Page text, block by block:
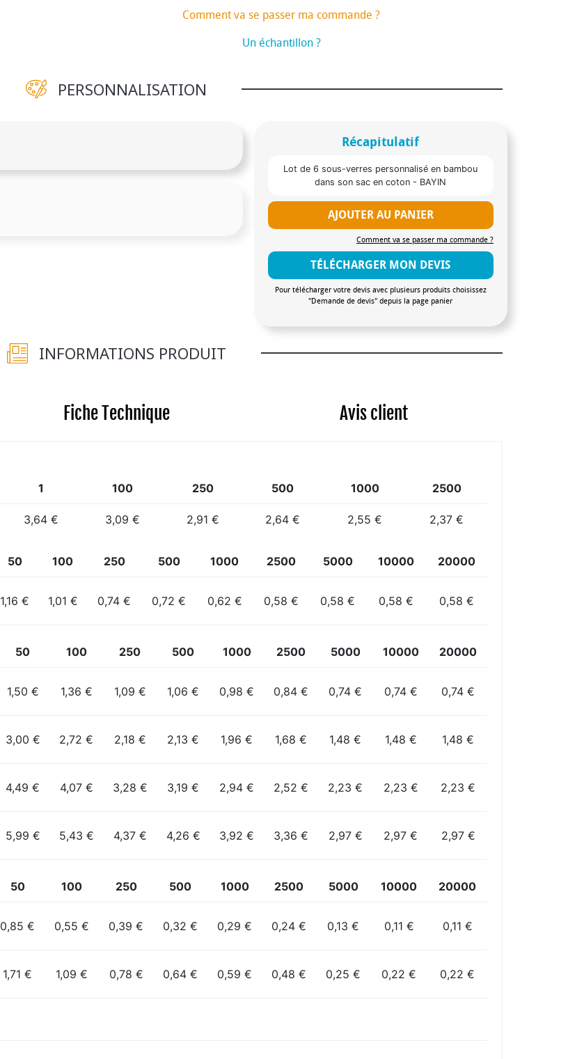
Comment va se passer ma commande ?
Un échantillon ?
PERSONNALISATION
Récapitulatif
Lot de 6 sous-verres personnalisé en bambou
dans son sac en coton - BAYIN
AJOUTER AU PANIER
Comment va se passer ma commande ?
TÉLÉCHARGER MON DEVIS
Pour télécharger votre devis avec plusieurs produits choisissez
"Demande de devis" depuis la page panier
INFORMATIONS PRODUIT
Fiche Technique Avis client
1 100 250 500 1000 2500
3,64 € 3,09 € 2,91 € 2,64 € 2,55 € 2,37 €
50 100 250 500 1000 2500 5000 10000 20000
1,16 € 1,01 € 0,74 € 0,72 € 0,62 € 0,58 € 0,58 € 0,58 € 0,58 €
50 100 250 500 1000 2500 5000 10000 20000
1,50 € 1,36 € 1,09 € 1,06 € 0,98 € 0,84 € 0,74 € 0,74 € 0,74 €
3,00 € 2,72 € 2,18 € 2,13 € 1,96 € 1,68 € 1,48 € 1,48 € 1,48 €
4,49 € 4,07 € 3,28 € 3,19 € 2,94 € 2,52 € 2,23 € 2,23 € 2,23 €
5,99 € 5,43 € 4,37 € 4,26 € 3,92 € 3,36 € 2,97 € 2,97 € 2,97 €
50 100 250 500 1000 2500 5000 10000 20000
0,85 € 0,55 € 0,39 € 0,32 € 0,29 € 0,24 € 0,13 € 0,11 € 0,11 €
1,71 € 1,09 € 0,78 € 0,64 € 0,59 € 0,48 € 0,25 € 0,22 € 0,22 €